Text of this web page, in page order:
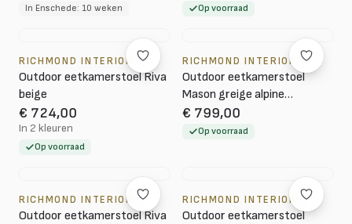
In Enschede: 10 weken Op voorraad
RICHMOND INTERIORS
Outdoor eetkamerstoel Riva
beige
€ 724,00
In 2 kleuren
Op voorraad
RICHMOND INTERIORS
Outdoor eetkamerstoel
Mason greige alpine
draaibaar
€ 799,00
Op voorraad
RICHMOND INTERIORS
Outdoor eetkamerstoel Riva
RICHMOND INTERIORS
Outdoor eetkamerstoel